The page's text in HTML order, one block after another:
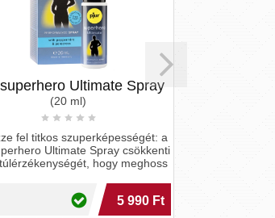
a
Ft
Super Orgasm Stop - késleltető
Super Orgasm Stop - késleltető krém